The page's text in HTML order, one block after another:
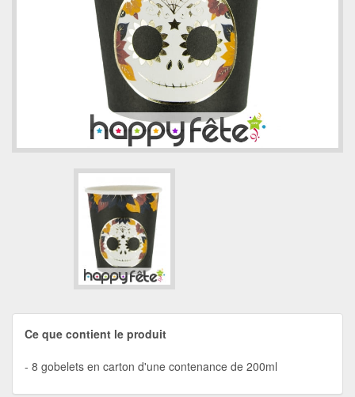
Ce que contient le produit
8 gobelets en carton d'une contenance de 200ml